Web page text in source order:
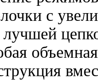
с
лучшей